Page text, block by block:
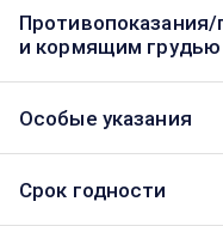
и кормящим грудью
Особые указания
Срок годности